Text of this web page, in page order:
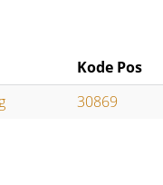
Kode Pos
30869